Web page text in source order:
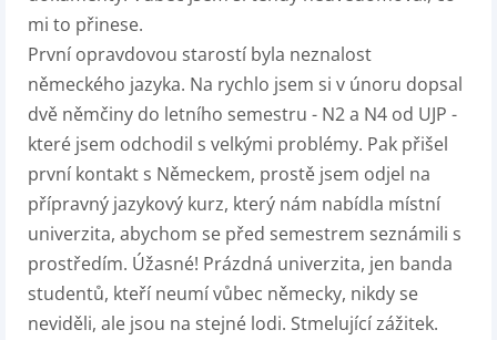
mi to přinese.
První opravdovou starostí byla neznalost
německého jazyka. Na rychlo jsem si v únoru dopsal
dvě němčiny do letního semestru - N2 a N4 od UJP -
které jsem odchodil s velkými problémy. Pak přišel
první kontakt s Německem, prostě jsem odjel na
přípravný jazykový kurz, který nám nabídla místní
univerzita, abychom se před semestrem seznámili s
prostředím. Úžasné! Prázdná univerzita, jen banda
studentů, kteří neumí vůbec německy, nikdy se
neviděli, ale jsou na stejné lodi. Stmelující zážitek.